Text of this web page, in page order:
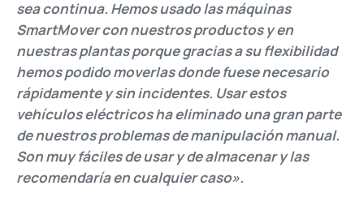
sea continua. Hemos usado las máquinas
SmartMover con nuestros productos y en
nuestras plantas porque gracias a su flexibilidad
hemos podido moverlas donde fuese necesario
rápidamente y sin incidentes. Usar estos
vehículos eléctricos ha eliminado una gran parte
de nuestros problemas de manipulación manual.
Son muy fáciles de usar y de almacenar y las
recomendaría en cualquier caso».